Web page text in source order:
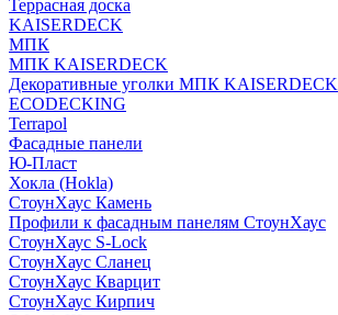
Террасная доска
KAISERDECK
МПК
МПК KAISERDECK
Декоративные уголки МПК KAISERDECK
ECODECKING
Terrapol
Фасадные панели
Ю-Пласт
Хокла (Hokla)
СтоунХаус Камень
Профили к фасадным панелям СтоунХаус
СтоунХаус S-Lock
СтоунХаус Сланец
СтоунХаус Кварцит
СтоунХаус Кирпич